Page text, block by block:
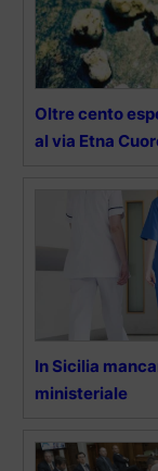
Oltre cento
al via Etna
In Sicilia
ministeriale